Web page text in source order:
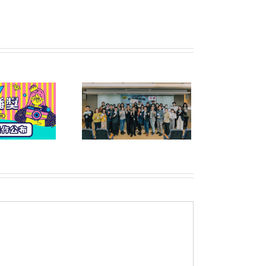
公益傳播獎頒獎典
暨午宴圓滿落幕